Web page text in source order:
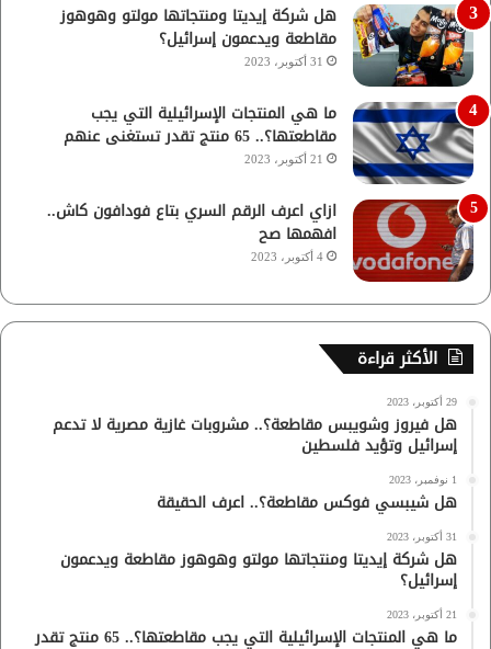
هل شركة إيديتا ومنتجاتها مولتو وهوهوز
مقاطعة ويدعمون إسرائيل؟
31 أكتوبر، 2023
ما هي المنتجات الإسرائيلية التي يجب
مقاطعتها؟.. 65 منتج تقدر تستغنى عنهم
21 أكتوبر، 2023
ازاي اعرف الرقم السري بتاع فودافون كاش..
افهمها صح
4 أكتوبر، 2023
الأكثر قراءة
29 أكتوبر، 2023
هل فيروز وشويبس مقاطعة؟.. مشروبات غازية مصرية لا تدعم
إسرائيل وتؤيد فلسطين
1 نوفمبر، 2023
هل شيبسي فوكس مقاطعة؟.. اعرف الحقيقة
31 أكتوبر، 2023
هل شركة إيديتا ومنتجاتها مولتو وهوهوز مقاطعة ويدعمون
إسرائيل؟
21 أكتوبر، 2023
ما هي المنتجات الإسرائيلية التي يجب مقاطعتها؟.. 65 منتج تقدر